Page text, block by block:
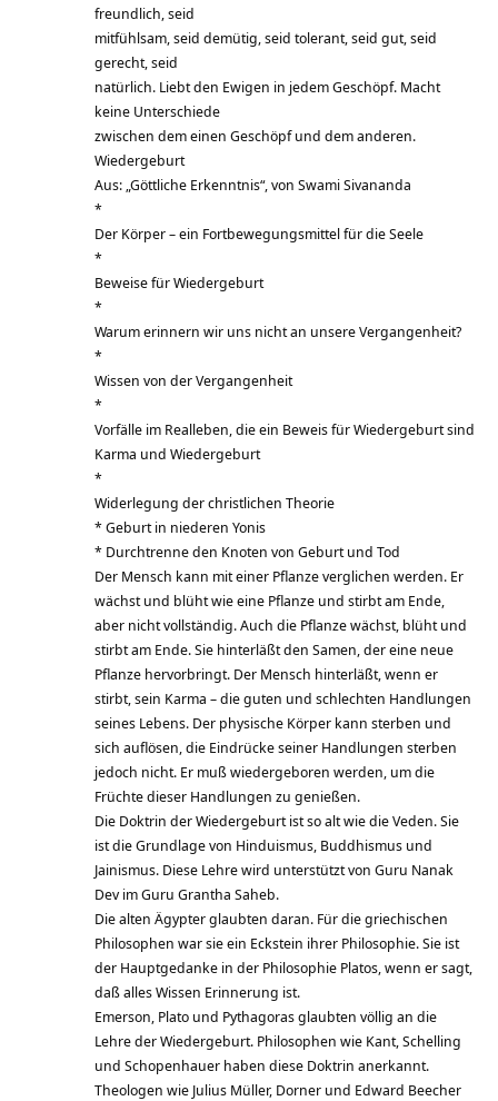
freundlich, seid
mitfühlsam, seid demütig, seid tolerant, seid gut, seid
gerecht, seid
natürlich. Liebt den Ewigen in jedem Geschöpf. Macht
keine Unterschiede
zwischen dem einen Geschöpf und dem anderen.
Wiedergeburt
Aus: „Göttliche Erkenntnis“, von Swami Sivananda
*
Der Körper – ein Fortbewegungsmittel für die Seele
*
Beweise für Wiedergeburt
*
Warum erinnern wir uns nicht an unsere Vergangenheit?
*
Wissen von der Vergangenheit
*
Vorfälle im Realleben, die ein Beweis für Wiedergeburt sind
Karma und Wiedergeburt
*
Widerlegung der christlichen Theorie
* Geburt in niederen Yonis
* Durchtrenne den Knoten von Geburt und Tod
Der Mensch kann mit einer Pflanze verglichen werden. Er
wächst und blüht wie eine Pflanze und stirbt am Ende,
aber nicht vollständig. Auch die Pflanze wächst, blüht und
stirbt am Ende. Sie hinterläßt den Samen, der eine neue
Pflanze hervorbringt. Der Mensch hinterläßt, wenn er
stirbt, sein Karma – die guten und schlechten Handlungen
seines Lebens. Der physische Körper kann sterben und
sich auflösen, die Eindrücke seiner Handlungen sterben
jedoch nicht. Er muß wiedergeboren werden, um die
Früchte dieser Handlungen zu genießen.
Die Doktrin der Wiedergeburt ist so alt wie die Veden. Sie
ist die Grundlage von Hinduismus, Buddhismus und
Jainismus. Diese Lehre wird unterstützt von Guru Nanak
Dev im Guru Grantha Saheb.
Die alten Ägypter glaubten daran. Für die griechischen
Philosophen war sie ein Eckstein ihrer Philosophie. Sie ist
der Hauptgedanke in der Philosophie Platos, wenn er sagt,
daß alles Wissen Erinnerung ist.
Emerson, Plato und Pythagoras glaubten völlig an die
Lehre der Wiedergeburt. Philosophen wie Kant, Schelling
und Schopenhauer haben diese Doktrin anerkannt.
Theologen wie Julius Müller, Dorner und Edward Beecher